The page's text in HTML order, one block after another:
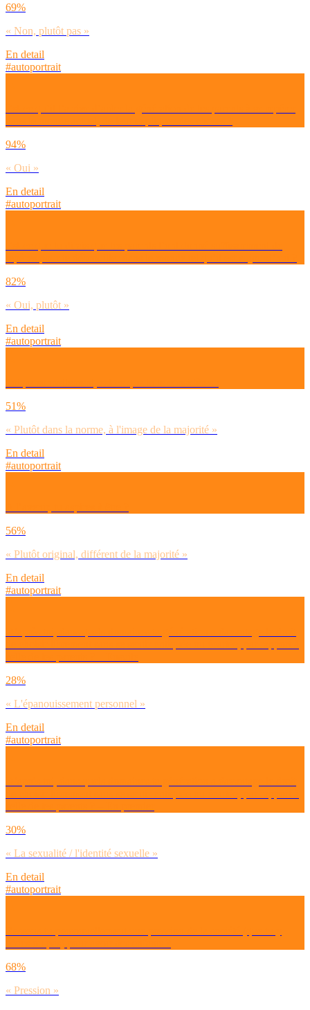
69%
« Non, plutôt pas »
En detail
#autoportrait
94%
« Oui »
En detail
#autoportrait
82%
« Oui, plutôt »
En detail
#autoportrait
51%
« Plutôt dans la norme, à l'image de la majorité »
En detail
#autoportrait
56%
« Plutôt original, différent de la majorité »
En detail
#autoportrait
28%
« L'épanouissement personnel »
En detail
#autoportrait
30%
« La sexualité / l'identité sexuelle »
En detail
#autoportrait
68%
« Pression »